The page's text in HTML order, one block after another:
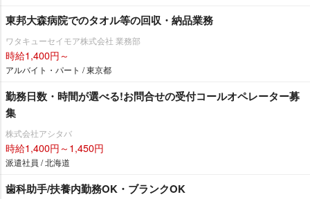
東邦大森病院でのタオル等の回収・納品業務
ワタキューセイモア株式会社 業務部
時給1,400円～
アルバイト・パート / 東京都
勤務日数・時間が選べる!お問合せの受付コールオペレーター募
集
株式会社アシタバ
時給1,400円～1,450円
派遣社員 / 北海道
歯科助手/扶養内勤務OK・ブランクOK